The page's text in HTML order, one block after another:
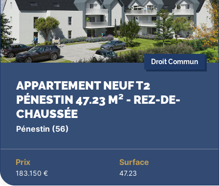
Droit Commun
APPARTEMENT NEUF T2
PÉNESTIN 47.23 M² - REZ-DE-
CHAUSSÉE
Pénestin (56)
Prix
183.150 €
Surface
47.23